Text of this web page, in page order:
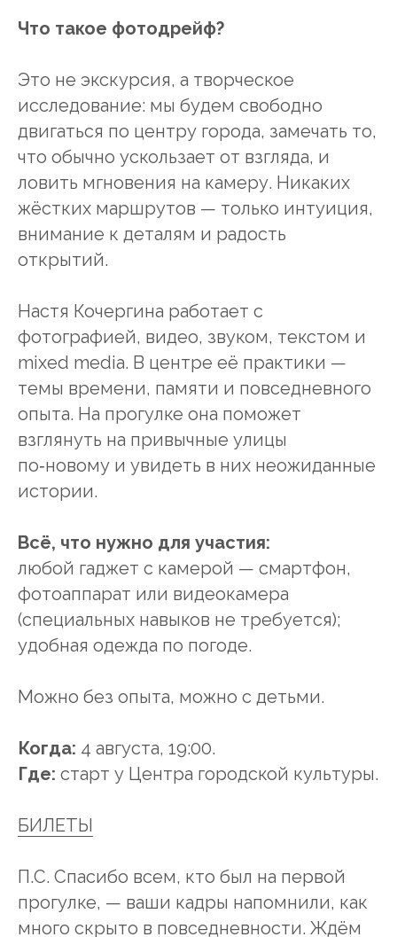
Что такое фотодрейф?
Это не экскурсия, а творческое
исследование: мы будем свободно
двигаться по центру города, замечать то,
что обычно ускользает от взгляда, и
ловить мгновения на камеру. Никаких
жёстких маршрутов — только интуиция,
внимание к деталям и радость
открытий.
Настя Кочергина работает с
фотографией, видео, звуком, текстом и
mixed media. В центре её практики —
темы времени, памяти и повседневного
опыта. На прогулке она поможет
взглянуть на привычные улицы
по‑новому и увидеть в них неожиданные
истории.
Всё, что нужно для участия:
любой гаджет с камерой — смартфон,
фотоаппарат или видеокамера
(специальных навыков не требуется);
удобная одежда по погоде.
Можно без опыта, можно с детьми.
Когда: 4 августа, 19:00.
Где: старт у Центра городской культуры.
БИЛЕТЫ
П.С. Спасибо всем, кто был на первой
прогулке, — ваши кадры напомнили, как
много скрыто в повседневности. Ждём